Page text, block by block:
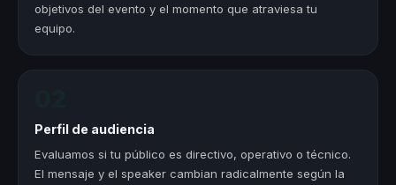
objetivos del evento y el momento que atraviesa tu
equipo.
Perfil de audiencia
Evaluamos si tu público es directivo, operativo o técnico.
El mensaje y el speaker cambian radicalmente según la